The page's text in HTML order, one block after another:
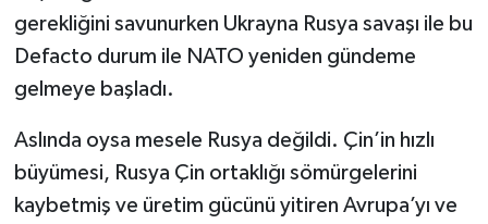
gerekliğini savunurken Ukrayna Rusya savaşı ile bu
Defacto durum ile NATO yeniden gündeme
gelmeye başladı.
Aslında oysa mesele Rusya değildi. Çin’in hızlı
büyümesi, Rusya Çin ortaklığı sömürgelerini
kaybetmiş ve üretim gücünü yitiren Avrupa’yı ve